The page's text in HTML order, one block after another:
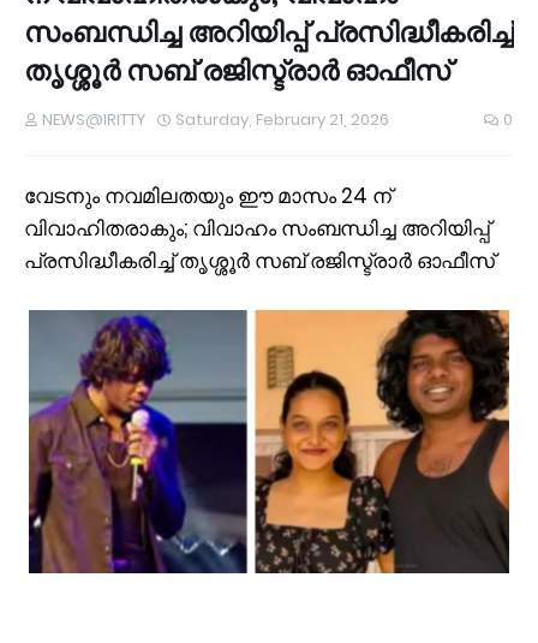
സംബന്ധിച്ച അറിയിപ്പ് പ്രസിദ്ധീകരിച്ച്
തൃശ്ശൂർ സബ് രജിസ്ട്രാർ ഓഫീസ്
NEWS@IRITTY Saturday, February 21, 2026 0
വേടനും നവമിലതയും ഈ മാസം 24 ന്
വിവാഹിതരാകും; വിവാഹം സംബന്ധിച്ച അറിയിപ്പ്
പ്രസിദ്ധീകരിച്ച് തൃശ്ശൂർ സബ് രജിസ്ട്രാർ ഓഫീസ്